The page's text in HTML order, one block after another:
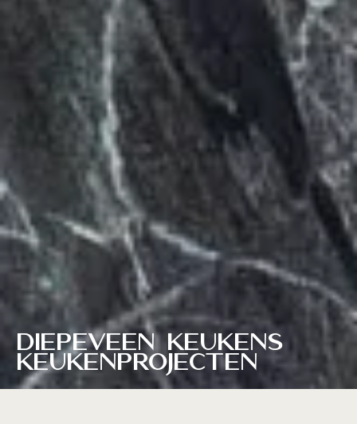
Diepeveen Keukens
keukenprojecten